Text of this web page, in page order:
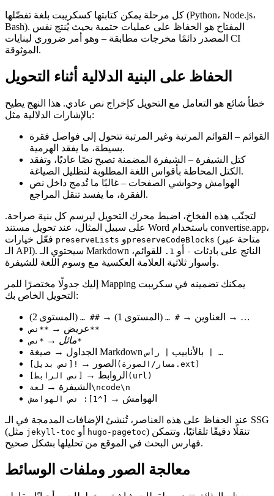
كل مرحلة يمكن كتابتها كسكريبت بلغة تفضّلها (Python، Node.js،
Bash). المفتاح هو الحفاظ على عمليات حتمية بحيث يُنتج نفس
المصدر دائمًا مخرجات مطابقة – وهو أمر ضروري لبنايات CI
الموثوقة.
الحفاظ على البنية الدلالية أثناء التحويل
خطأ شائع هو التعامل مع التحويل كإخراج نص عادي. هذا النهج يطيح
بالإشارات الدلالية مثل:
القوائم – القوائم المرتبة وغير المرتبة تتحول إلى فواصل فقرة
بسيطة، ما يفقد الهرمية.
كتل الشيفرة – الشيفرة المضمنة تصبح نصًا عاديًا، وتفقد
الكتل المحاطة بأقواس اللغة المطلوبة لتظليل الصياغة.
الهوامش وحواشي الصفحات – غالبًا ما تُدمج داخل نص
الفقرة، ما يفسد تنقل المراجع.
لتجنّب هذه الفخاخ، اضبط محرك التحويل ليرسم كل بنية صراحة.
convertise.app،
preserveLists وpreserveCodeBlocks (متاحة عبر
الـ API). سيحتوي الـ Markdown الناتج على بادئات - أو 1.
للقوائم،
وأسوار ثلاثية العلامة العكسية مع وسوم اللغة للشيفرة.
إليك جدولًا مختصرًا للمر Mapping يمكنك تضمينه في سكريبت
التحويل الخاص بك:
العناوين → # … (المستوى 1) → ## …
(المستوى 2) → …
عريض → **نص**
مائل → *نص*
الجداول → صيغة Markdown بالأنابيب | رأس | …
الصور → ![نص بديل](مسار/الصورة.ext)
الروابط → [نص الرابط](url)
الشيفرة → لغة\ncode\n
الهوامش → [^1]: نص الهوامش
عند الحفاظ على هذه العناصر، تُنشئ الإضافات المدمجة في الـ SSG
jekyll-toc hugo-pagetoc) تنقلًا دقيقًا تلقائيًا، وتتمكن
فهارس البحث في الموقع من تحليلها بشكل صحيح.
معالجة الصور وملفات الوسائط